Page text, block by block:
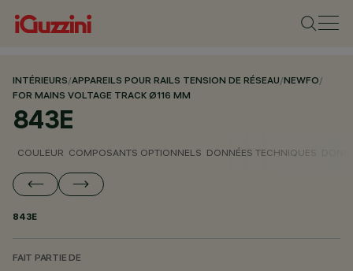
INTÉRIEURS/APPAREILS POUR RAILS TENSION DE RÉSEAU/NEWFO/
FOR MAINS VOLTAGE TRACK Ø116 MM
843E
COULEUR COMPOSANTS OPTIONNELS DONNÉES TECHNIQUES
843E
FAIT PARTIE DE